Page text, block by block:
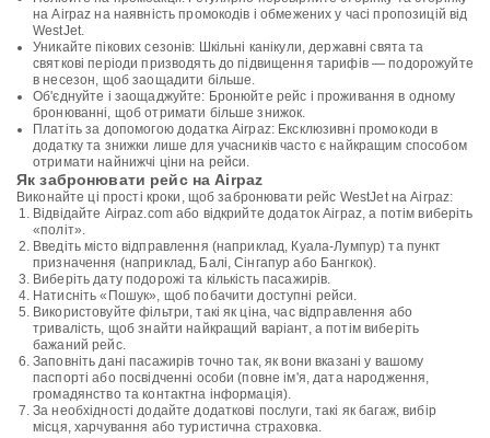
на Airpaz на наявність промокодів і обмежених у часі пропозицій від
WestJet.
Уникайте пікових сезонів: Шкільні канікули, державні свята та
святкові періоди призводять до підвищення тарифів — подорожуйте
в несезон, щоб заощадити більше.
Об'єднуйте і заощаджуйте: Бронюйте рейс і проживання в одному
бронюванні, щоб отримати більше знижок.
Платіть за допомогою додатка Airpaz: Ексклюзивні промокоди в
додатку та знижки лише для учасників часто є найкращим способом
отримати найнижчі ціни на рейси.
Як забронювати рейс на Airpaz
Виконайте ці прості кроки, щоб забронювати рейс WestJet на Airpaz:
Відвідайте Airpaz.com або відкрийте додаток Airpaz, а потім виберіть
«політ».
Введіть місто відправлення (наприклад, Куала-Лумпур) та пункт
призначення (наприклад, Балі, Сінгапур або Бангкок).
Виберіть дату подорожі та кількість пасажирів.
Натисніть «Пошук», щоб побачити доступні рейси.
Використовуйте фільтри, такі як ціна, час відправлення або
тривалість, щоб знайти найкращий варіант, а потім виберіть
бажаний рейс.
Заповніть дані пасажирів точно так, як вони вказані у вашому
паспорті або посвідченні особи (повне ім'я, дата народження,
громадянство та контактна інформація).
За необхідності додайте додаткові послуги, такі як багаж, вибір
місця, харчування або туристична страховка.